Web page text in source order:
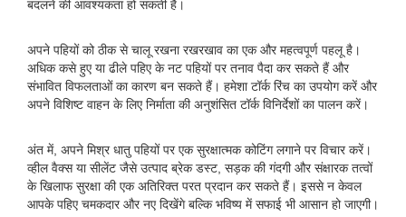
बदलने की आवश्यकता हो सकती है।
अपने पहियों को ठीक से चालू रखना रखरखाव का एक और महत्वपूर्ण पहलू है।
अधिक कसे हुए या ढीले पहिए के नट पहियों पर तनाव पैदा कर सकते हैं और
संभावित विफलताओं का कारण बन सकते हैं। हमेशा टॉर्क रिंच का उपयोग करें और
अपने विशिष्ट वाहन के लिए निर्माता की अनुशंसित टॉर्क विनिर्देशों का पालन करें।
अंत में, अपने मिश्र धातु पहियों पर एक सुरक्षात्मक कोटिंग लगाने पर विचार करें।
व्हील वैक्स या सीलेंट जैसे उत्पाद ब्रेक डस्ट, सड़क की गंदगी और संक्षारक तत्वों
के खिलाफ सुरक्षा की एक अतिरिक्त परत प्रदान कर सकते हैं। इससे न केवल
आपके पहिए चमकदार और नए दिखेंगे बल्कि भविष्य में सफाई भी आसान हो जाएगी।